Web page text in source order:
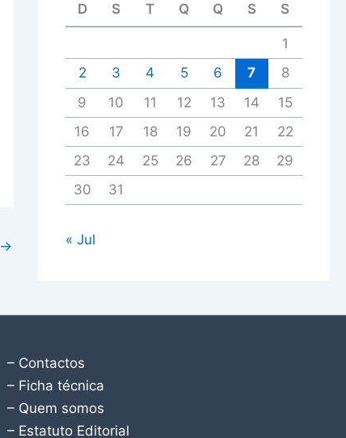
→
D S T Q Q S S
1
2
3 4 5 6 7
8
9
10 11 12 13 14
15
16
17 18 19 20 21
22
23
24 25 26 27 28
29
30
31
« Jul
– Contactos
– Ficha técnica
– Quem somos
– Estatuto Editorial